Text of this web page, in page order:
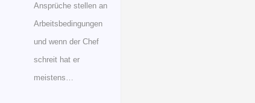
Ansprüche stellen an
Arbeitsbedingungen
und wenn der Chef
schreit hat er
meistens…